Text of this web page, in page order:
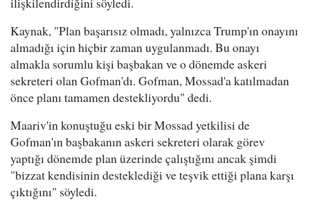
Kaynak, "Plan başarısız olmadı, yalnızca Trump'ın onayını
almadığı için hiçbir zaman uygulanmadı. Bu onayı
almakla sorumlu kişi başbakan ve o dönemde askeri
sekreteri olan Gofman'dı. Gofman, Mossad'a katılmadan
önce planı tamamen destekliyordu" dedi.
Maariv'in konuştuğu eski bir Mossad yetkilisi de
Gofman'ın başbakanın askeri sekreteri olarak görev
yaptığı dönemde plan üzerinde çalıştığını ancak şimdi
"bizzat kendisinin desteklediği ve teşvik ettiği plana karşı
çıktığını" söyledi.